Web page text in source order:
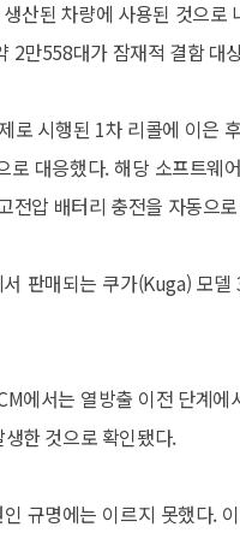
산된 차량에 사용된 것으
2만558대가 잠재적 결함 대
로 시행된 1차 리콜에 이은
로 대응했다. 해당 소프트
전압 배터리 충전을 자동으
판매되는 쿠가(Kuga) 모
에서는 열방출 이전 단계
한 것으로 확인됐다.
규명에는 이르지 못했다.